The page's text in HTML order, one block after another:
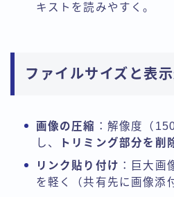
キストを読みやすく。
ファイルサイズと表
画像の圧縮 ：解像度（
し、
トリミング部分を削
リンク貼り付け ：巨大画
を軽く（共有先に画像添